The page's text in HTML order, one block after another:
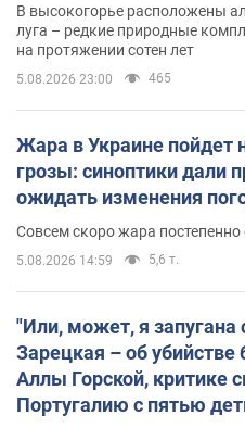
В высокогорье расположены
луга – редкие природные
на протяжении сотен лет
5.08.2026 23:00 465
Жара в Украине пойдет
грозы: синоптики дали
ожидать изменения
Совсем скоро жара постепенно
5.08.2026 14:59 5,6 т.
"Или, может, я запугана
Зарецкая – об
Аллы Горской, критике
Португалию с пятью